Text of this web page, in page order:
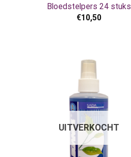
Bloedstelpers 24 stuks
€10,50
UITVERKOCHT